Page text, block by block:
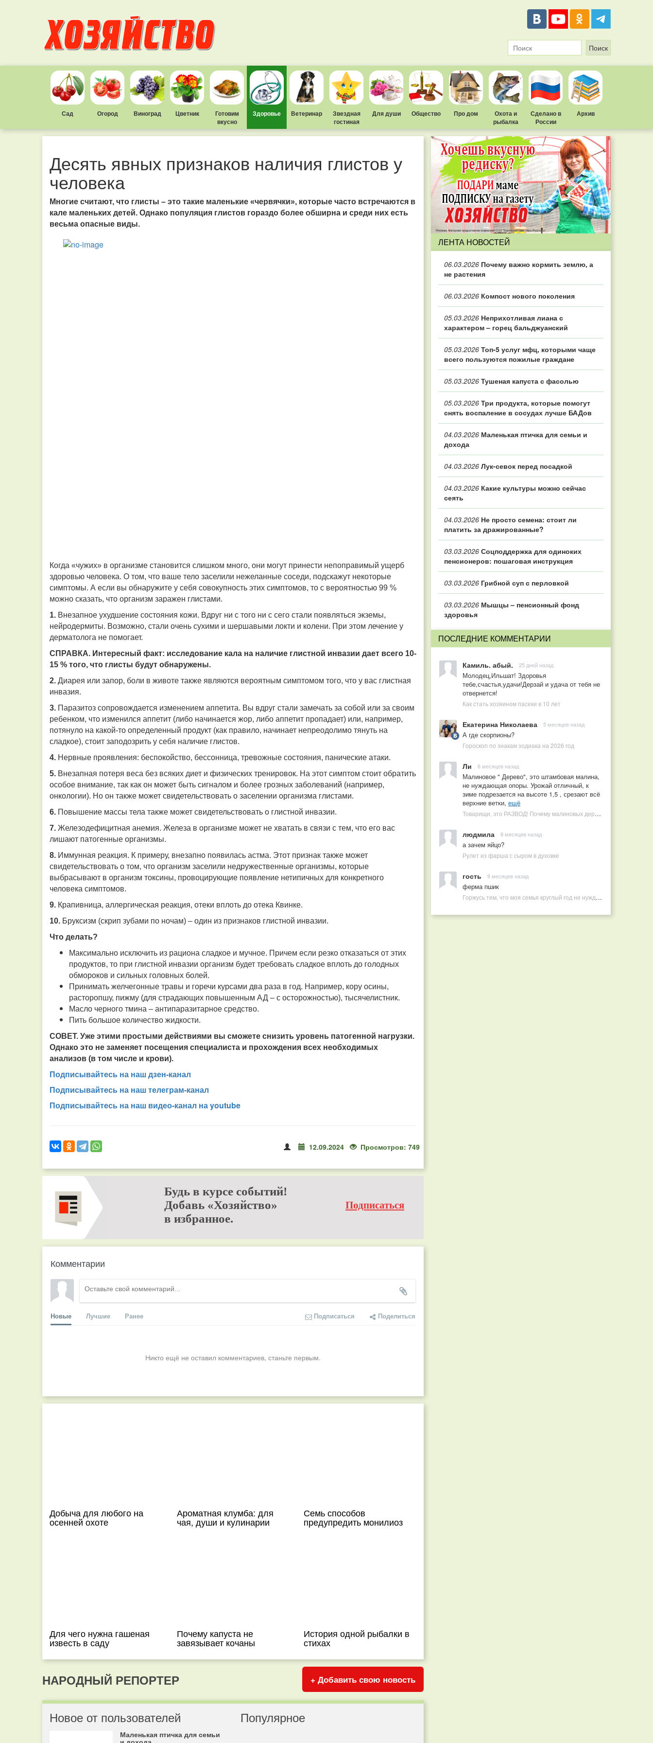
Сад Огород Виноград Цветник
Готовим
вкусно
Здоровье Ветеринар
Звездная
гостиная
Для души Общество Про дом
Охота и
рыбалка
Сделано в
России
Архив
Десять явных признаков наличия глистов у
человека
Многие считают, что глисты – это такие маленькие «червячки», которые часто встречаются в
кале маленьких детей. Однако популяция глистов гораздо более обширна и среди них есть
весьма опасные виды.
Когда «чужих» в организме становится слишком много, они могут принести непоправимый ущерб
здоровью человека. О том, что ваше тело заселили нежеланные соседи, подскажут некоторые
симптомы. А если вы обнаружите у себя совокупность этих симптомов, то с вероятностью 99 %
можно сказать, что организм заражен глистами.
1. Внезапное ухудшение состояния кожи. Вдруг ни с того ни с сего стали появляться экземы,
нейродермиты. Возможно, стали очень сухими и шершавыми локти и колени. При этом лечение у
дерматолога не помогает.
СПРАВКА. Интересный факт: исследование кала на наличие глистной инвазии дает всего 10-
15 % того, что глисты будут обнаружены.
2. Диарея или запор, боли в животе также являются вероятным симптомом того, что у вас глистная
инвазия.
3. Паразитоз сопровождается изменением аппетита. Вы вдруг стали замечать за собой или за своим
ребенком, что изменился аппетит (либо начинается жор, либо аппетит пропадает) или, например,
потянуло на какой-то определенный продукт (как правило, начинает непреодолимо тянуть на
сладкое), стоит заподозрить у себя наличие глистов.
4. Нервные проявления: беспокойство, бессонница, тревожные состояния, панические атаки.
5. Внезапная потеря веса без всяких диет и физических тренировок. На этот симптом стоит обратить
особое внимание, так как он может быть сигналом и более грозных заболеваний (например,
онкологии). Но он также может свидетельствовать о заселении организма глистами.
6. Повышение массы тела также может свидетельствовать о глистной инвазии.
7. Железодефицитная анемия. Железа в организме может не хватать в связи с тем, что его вас
лишают патогенные организмы.
8. Иммунная реакция. К примеру, внезапно появилась астма. Этот признак также может
свидетельствовать о том, что организм заселили недружественные организмы, которые
выбрасывают в организм токсины, провоцирующие появление нетипичных для конкретного
человека симптомов.
9. Крапивница, аллергическая реакция, отеки вплоть до отека Квинке.
10. Бруксизм (скрип зубами по ночам) – один из признаков глистной инвазии.
Что делать?
Максимально исключить из рациона сладкое и мучное. Причем если резко отказаться от этих
продуктов, то при глистной инвазии организм будет требовать сладкое вплоть до голодных
обмороков и сильных головных болей.
Принимать желчегонные травы и горечи курсами два раза в год. Например, кору осины,
расторопшу, пижму (для страдающих повышенным АД – с осторожностью), тысячелистник.
Масло черного тмина – антипаразитарное средство.
Пить большое количество жидкости.
СОВЕТ. Уже этими простыми действиями вы сможете снизить уровень патогенной нагрузки.
Однако это не заменяет посещения специалиста и прохождения всех необходимых
анализов (в том числе и крови).
Подписывайтесь на наш дзен-канал
Подписывайтесь на наш телеграм-канал
Подписывайтесь на наш видео-канал на youtube
12.09.2024 Просмотров: 749
Будь в курсе событий!
Добавь «Хозяйство»
в избранное.
Подписаться
Комментарии
Новые Лучшие Ранее Подписаться Поделиться
Никто ещё не оставил комментариев, станьте первым.
Добыча для любого на
осенней охоте
Ароматная клумба: для
чая, души и кулинарии
Семь способов
предупредить монилиоз
Для чего нужна гашеная
известь в саду
Почему капуста не
завязывает кочаны
История одной рыбалки в
стихах
НАРОДНЫЙ РЕПОРТЕР + Добавить свою новость
Новое от пользователей
Маленькая птичка для семьи
Популярное
ЛЕНТА НОВОСТЕЙ
06.03.2026 Почему важно кормить землю, а
не растения
06.03.2026 Компост нового поколения
05.03.2026 Неприхотливая лиана с
характером – горец бальджуанский
05.03.2026 Топ‑5 услуг мфц, которыми чаще
всего пользуются пожилые граждане
05.03.2026 Тушеная капуста с фасолью
05.03.2026 Три продукта, которые помогут
снять воспаление в сосудах лучше БАДов
04.03.2026 Маленькая птичка для семьи и
дохода
04.03.2026 Лук-севок перед посадкой
04.03.2026 Какие культуры можно сейчас
сеять
04.03.2026 Не просто семена: стоит ли
платить за дражированные?
03.03.2026 Соцподдержка для одиноких
пенсионеров: пошаговая инструкция
03.03.2026 Грибной суп с перловкой
03.03.2026 Мышцы – пенсионный фонд
здоровья
ПОСЛЕДНИЕ КОММЕНТАРИИ
Камиль. абый. 25 дней назад
Молодец,Ильшат! Здоровья
тебе,счастья,удачи!Дерзай и удача от тебя не
отвернется!
Как стать хозяином пасеки в 10 лет
Екатерина Николаева 5 месяцев назад
А где скорпионы?
Гороскоп по знакам зодиака на 2026 год
Ли 6 месяцев назад
Малиновое " Дерево", это штамбовая малина,
не нуждающая опоры. Урожай отличный, к
зиме подрезается на высоте 1,5 , срезают всё
верхние ветки, ещё
Товарищи, это РАЗВОД! Почему малиновых деревьев не бывает, или Как ушлые продавцы наживаются на мечтах садоводов
людмила 8 месяцев назад
а зачем яйцо?
Рулет из фарша с сыром в духовке
гость 9 месяцев назад
ферма пшик
Горжусь тем, что моя семья круглый год не нуждается в покупных витаминах